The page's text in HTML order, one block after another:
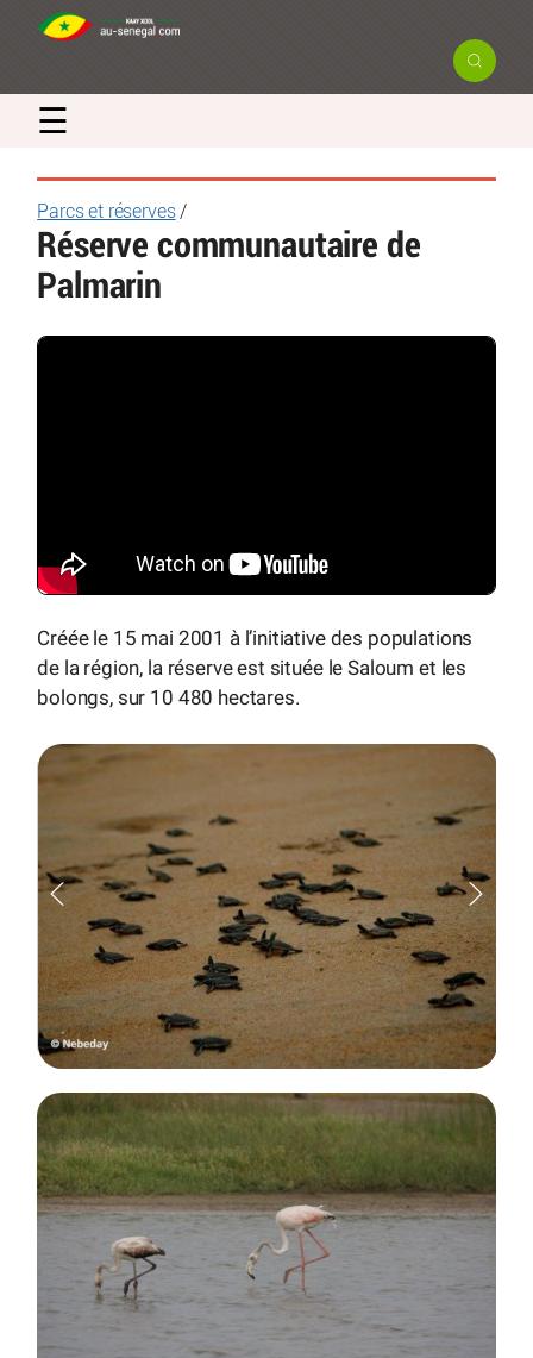
☰
Parcs et réserves/
Réserve communautaire de
Palmarin
Créée le 15 mai 2001 à l’initiative des populations
de la région, la réserve est située le Saloum et les
bolongs, sur 10 480 hectares.